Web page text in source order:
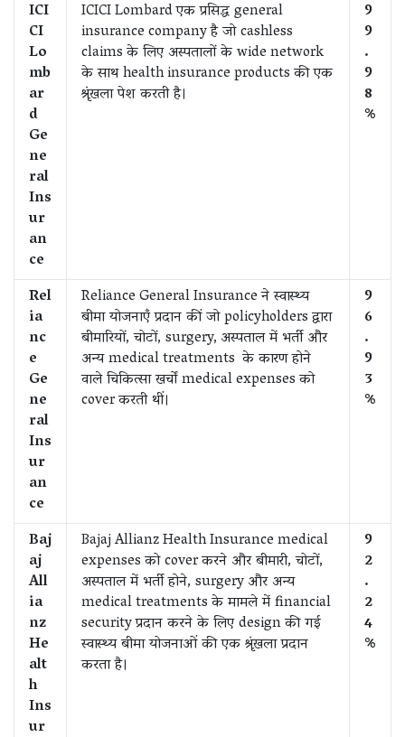
ICI
CI
Lo
mb
ar
d
Ge
ne
ral
Ins
ur
an
ce
ICICI Lombard एक प्रसिद्ध general
insurance company है जो cashless
claims के लिए अस्पतालों के wide network
के साथ health insurance products की एक
श्रृंखला पेश करती है।
9
9
.
9
8
%
Rel
ia
nc
e
Ge
ne
ral
Ins
ur
an
ce
Reliance General Insurance ने स्वास्थ्य
बीमा योजनाएँ प्रदान कीं जो policyholders द्वारा
बीमारियों, चोटों, surgery, अस्पताल में भर्ती और
अन्य medical treatments के कारण होने
वाले चिकित्सा खर्चों medical expenses को
cover करती थीं।
9
6
.
9
3
%
Baj
aj
All
ia
nz
He
alt
h
Ins
ur
Bajaj Allianz Health Insurance medical
expenses को cover करने और बीमारी, चोटों,
अस्पताल में भर्ती होने, surgery और अन्य
medical treatments के मामले में financial
security प्रदान करने के लिए design की गई
स्वास्थ्य बीमा योजनाओं की एक श्रृंखला प्रदान
करता है।
9
2
.
2
4
%